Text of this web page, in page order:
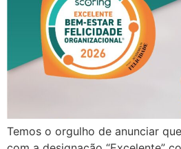
Temos o orgulho de anunciar